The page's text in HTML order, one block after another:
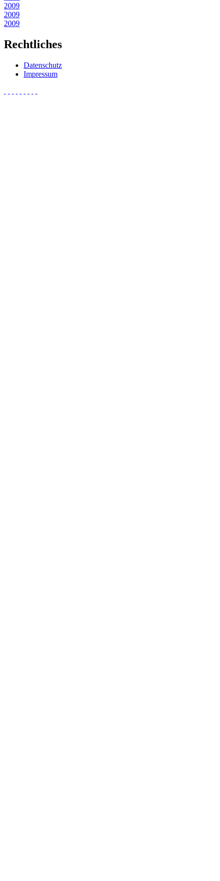
2009
2009
2009
Rechtliches
Datenschutz
Impressum